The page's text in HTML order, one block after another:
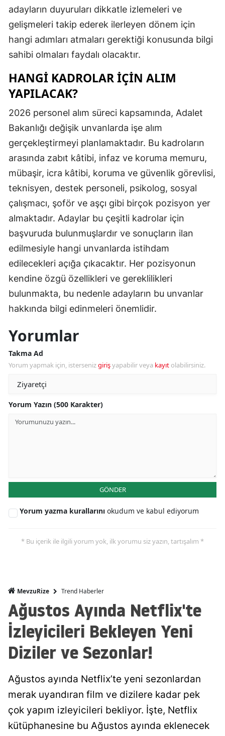
adayların duyuruları dikkatle izlemeleri ve
gelişmeleri takip ederek ilerleyen dönem için
hangi adımları atmaları gerektiği konusunda bilgi
sahibi olmaları faydalı olacaktır.
HANGI KADROLAR İÇIN ALIM
YAPILACAK?
2026 personel alım süreci kapsamında, Adalet
Bakanlığı değişik unvanlarda işe alım
gerçekleştirmeyi planlamaktadır. Bu kadroların
arasında zabıt kâtibi, infaz ve koruma memuru,
mübaşir, icra kâtibi, koruma ve güvenlik görevlisi,
teknisyen, destek personeli, psikolog, sosyal
çalışmacı, şoför ve aşçı gibi birçok pozisyon yer
almaktadır. Adaylar bu çeşitli kadrolar için
başvuruda bulunmuşlardır ve sonuçların ilan
edilmesiyle hangi unvanlarda istihdam
edilecekleri açığa çıkacaktır. Her pozisyonun
kendine özgü özellikleri ve gereklilikleri
bulunmakta, bu nedenle adayların bu unvanlar
hakkında bilgi edinmeleri önemlidir.
Yorumlar
Takma Ad
Yorum yapmak için, istersenizgirişyapabilir veya kayıt olabilirsiniz.
Yorum Yazın (500 Karakter)
GÖNDER
Yorum yazma kurallarını okudum ve kabul ediyorum
* Bu içerik ile ilgili yorum yok, ilk yorumu siz yazın, tartışalım *
MevzuRize Trend Haberler
Ağustos Ayında Netflix'te
İzleyicileri Bekleyen Yeni
Diziler ve Sezonlar!
Ağustos ayında Netflix’te yeni sezonlardan
merak uyandıran film ve dizilere kadar pek
çok yapım izleyicileri bekliyor. İşte, Netflix
kütüphanesine bu Ağustos ayında eklenecek